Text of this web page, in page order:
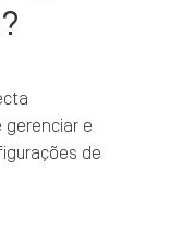
gerenciar e
de